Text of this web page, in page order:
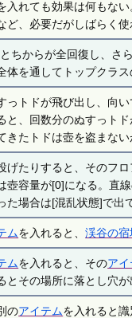
入れても効果は何もな
ど、必要だがしばらく
ちからが全回復し、さ
体を通してトップクラス
っトドが飛び出し、向
と、回数分のぬすっト
きたトドは壺を盗まな
げたりすると、そのフロ
壺容量が[0]になる。直
た場合は[混乱状態]で出
ムを入れると、渓谷の宿
ムを入れると、そのア
とその場所に落とし穴
のアイテムを入れると識